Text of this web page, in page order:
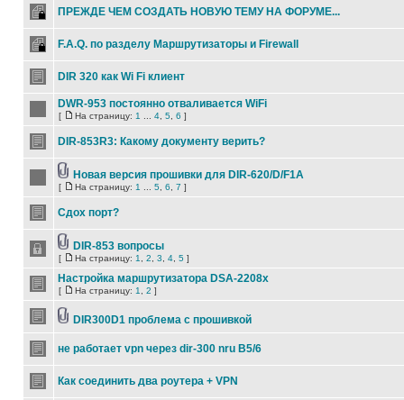
ПРЕЖДЕ ЧЕМ СОЗДАТЬ НОВУЮ ТЕМУ НА ФОРУМЕ...
F.A.Q. по разделу Маршрутизаторы и Firewall
DIR 320 как Wi Fi клиент
DWR-953 постоянно отваливается WiFi
[ На страницу: 1 4 5 6 ]
DIR-853R3: Какому документу верить?
Новая версия прошивки для DIR-620/D/F1A
[ На страницу: 1 5 6 7 ]
Сдох порт?
DIR-853 вопросы
[ На страницу: 1 2 3 4 5 ]
Настройка маршрутизатора DSA-2208x
[ На страницу: 1 2 ]
DIR300D1 проблема с прошивкой
не работает vpn через dir-300 nru B5/6
Как соединить два роутера + VPN